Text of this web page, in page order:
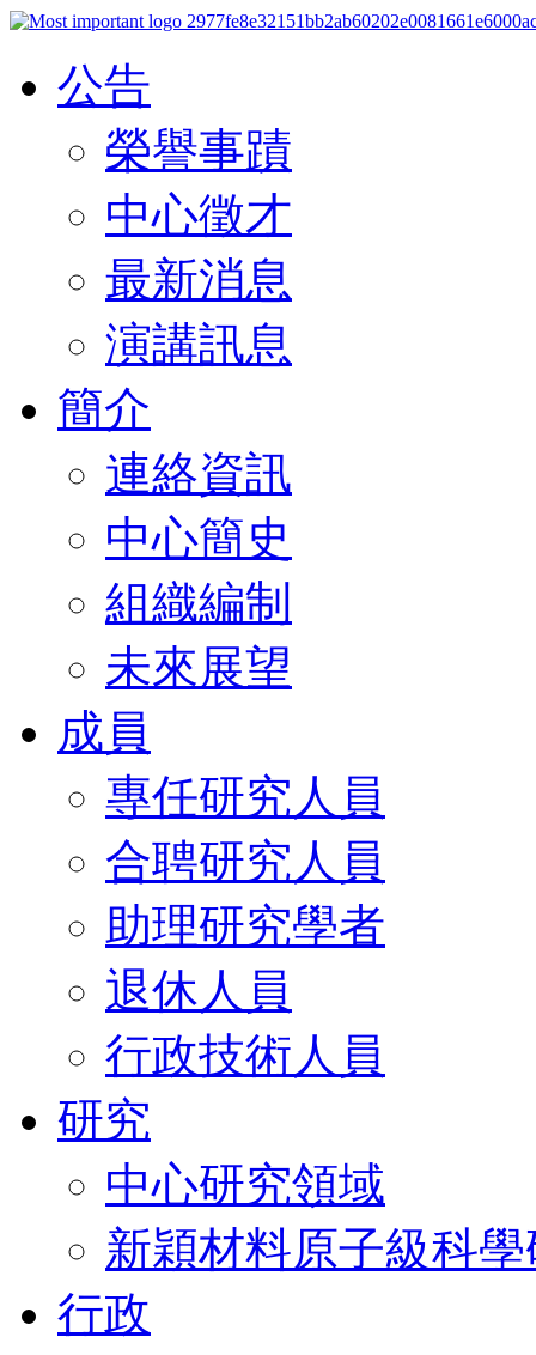
公告
榮譽事蹟
中心徵才
最新消息
演講訊息
簡介
連絡資訊
中心簡史
組織編制
未來展望
成員
專任研究人員
合聘研究人員
助理研究學者
退休人員
行政技術人員
研究
中心研究領域
新穎材料原子級科
行政